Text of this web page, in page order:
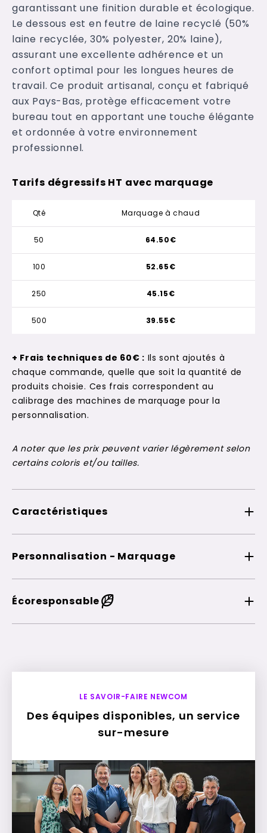
garantissant une finition durable et écologique.
Le dessous est en feutre de laine recyclé (50%
laine recyclée, 30% polyester, 20% laine),
assurant une excellente adhérence et un
confort optimal pour les longues heures de
travail. Ce produit artisanal, conçu et fabriqué
aux Pays-Bas, protège efficacement votre
bureau tout en apportant une touche élégante
et ordonnée à votre environnement
professionnel.
Tarifs dégressifs HT avec marquage
Qté Marquage à chaud
50
100
250
500
64.50€
52.65€
45.15€
39.55€
+ Frais techniques de 60€ : Ils sont ajoutés à
chaque commande, quelle que soit la quantité de
produits choisie. Ces frais correspondent au
calibrage des machines de marquage pour la
personnalisation.
A noter que les prix peuvent varier légèrement selon
certains coloris et/ou tailles.
Caractéristiques
Personnalisation - Marquage
Écoresponsable
LE SAVOIR-FAIRE NEWCOM
Des équipes disponibles, un service
sur-mesure